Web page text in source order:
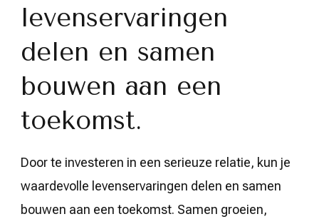
levenservaringen
delen en samen
bouwen aan een
toekomst.
Door te investeren in een serieuze relatie, kun je
waardevolle levenservaringen delen en samen
bouwen aan een toekomst. Samen groeien,